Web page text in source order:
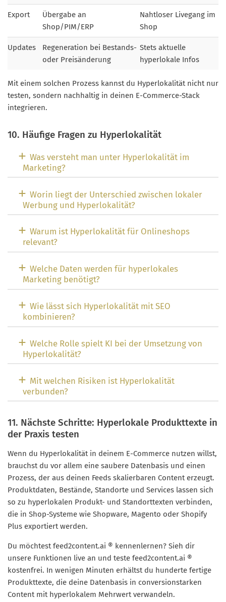
Export
Übergabe an
Shop/PIM/ERP
Nahtloser Livegang im
Shop
Updates
Regeneration bei Bestands-
oder Preisänderung
Stets aktuelle
hyperlokale Infos
Mit einem solchen Prozess kannst du Hyperlokalität nicht nur
testen, sondern nachhaltig in deinen E-Commerce-Stack
integrieren.
10. Häufige Fragen zu Hyperlokalität
Was versteht man unter Hyperlokalität im
Marketing?
Worin liegt der Unterschied zwischen lokaler
Werbung und Hyperlokalität?
Warum ist Hyperlokalität für Onlineshops
relevant?
Welche Daten werden für hyperlokales
Marketing benötigt?
Wie lässt sich Hyperlokalität mit SEO
kombinieren?
Welche Rolle spielt KI bei der Umsetzung von
Hyperlokalität?
Mit welchen Risiken ist Hyperlokalität
verbunden?
11. Nächste Schritte: Hyperlokale Produkttexte in
der Praxis testen
Wenn du Hyperlokalität in deinem E-Commerce nutzen willst,
brauchst du vor allem eine saubere Datenbasis und einen
Prozess, der aus deinen Feeds skalierbaren Content erzeugt.
Produktdaten, Bestände, Standorte und Services lassen sich
so zu hyperlokalen Produkt- und Standorttexten verbinden,
die in Shop-Systeme wie Shopware, Magento oder Shopify
Plus exportiert werden.
Du möchtest feed2content.ai ® kennenlernen? Sieh dir
unsere Funktionen live an und teste feed2content.ai ®
kostenfrei. In wenigen Minuten erhältst du hunderte fertige
Produkttexte, die deine Datenbasis in conversionstarken
Content mit hyperlokalem Mehrwert verwandeln.